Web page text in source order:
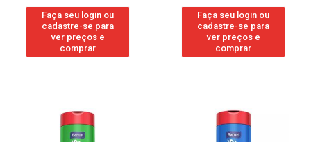
Faça seu login ou
cadastre-se para
ver preços e
comprar
Faça seu login ou
cadastre-se para
ver preços e
comprar